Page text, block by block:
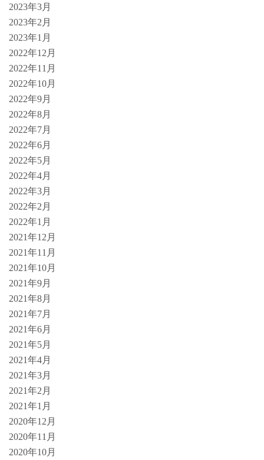
2023年3月
2023年2月
2023年1月
2022年12月
2022年11月
2022年10月
2022年9月
2022年8月
2022年7月
2022年6月
2022年5月
2022年4月
2022年3月
2022年2月
2022年1月
2021年12月
2021年11月
2021年10月
2021年9月
2021年8月
2021年7月
2021年6月
2021年5月
2021年4月
2021年3月
2021年2月
2021年1月
2020年12月
2020年11月
2020年10月